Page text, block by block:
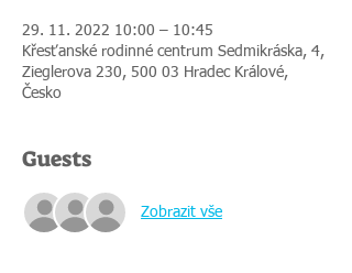
29. 11. 2022 10:00 – 10:45
Křesťanské rodinné centrum Sedmikráska, 4,
Zieglerova 230, 500 03 Hradec Králové,
Česko
Guests
Zobrazit vše